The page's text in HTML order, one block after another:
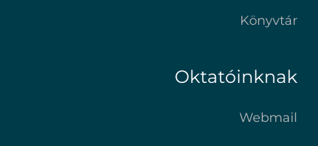
Könyvtár
Oktatóinknak
Webmail